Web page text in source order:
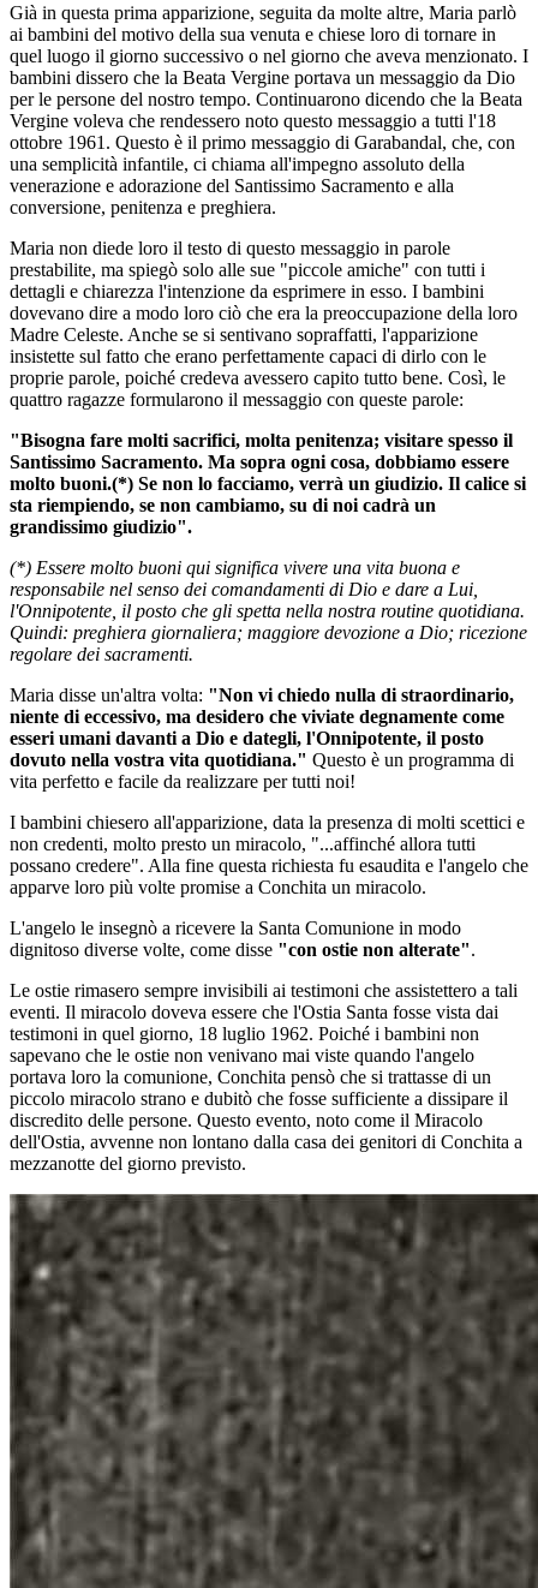
Già in questa prima apparizione, seguita da molte altre, Maria parlò
ai bambini del motivo della sua venuta e chiese loro di tornare in
quel luogo il giorno successivo o nel giorno che aveva menzionato. I
bambini dissero che la Beata Vergine portava un messaggio da Dio
per le persone del nostro tempo. Continuarono dicendo che la Beata
Vergine voleva che rendessero noto questo messaggio a tutti l'18
ottobre 1961. Questo è il primo messaggio di Garabandal, che, con
una semplicità infantile, ci chiama all'impegno assoluto della
venerazione e adorazione del Santissimo Sacramento e alla
conversione, penitenza e preghiera.
Maria non diede loro il testo di questo messaggio in parole
prestabilite, ma spiegò solo alle sue "piccole amiche" con tutti i
dettagli e chiarezza l'intenzione da esprimere in esso. I bambini
dovevano dire a modo loro ciò che era la preoccupazione della loro
Madre Celeste. Anche se si sentivano sopraffatti, l'apparizione
insistette sul fatto che erano perfettamente capaci di dirlo con le
proprie parole, poiché credeva avessero capito tutto bene. Così, le
quattro ragazze formularono il messaggio con queste parole:
"Bisogna fare molti sacrifici, molta penitenza; visitare spesso il
Santissimo Sacramento. Ma sopra ogni cosa, dobbiamo essere
molto buoni.(*) Se non lo facciamo, verrà un giudizio. Il calice si
sta riempiendo, se non cambiamo, su di noi cadrà un
grandissimo giudizio".
(*) Essere molto buoni qui significa vivere una vita buona e
responsabile nel senso dei comandamenti di Dio e dare a Lui,
l'Onnipotente, il posto che gli spetta nella nostra routine quotidiana.
Quindi: preghiera giornaliera; maggiore devozione a Dio; ricezione
regolare dei sacramenti.
Maria disse un'altra volta: "Non vi chiedo nulla di straordinario,
niente di eccessivo, ma desidero che viviate degnamente come
esseri umani davanti a Dio e dategli, l'Onnipotente, il posto
dovuto nella vostra vita quotidiana." Questo è un programma di
vita perfetto e facile da realizzare per tutti noi!
I bambini chiesero all'apparizione, data la presenza di molti scettici e
non credenti, molto presto un miracolo, "...affinché allora tutti
possano credere". Alla fine questa richiesta fu esaudita e l'angelo che
apparve loro più volte promise a Conchita un miracolo.
L'angelo le insegnò a ricevere la Santa Comunione in modo
dignitoso diverse volte, come disse "con ostie non alterate".
Le ostie rimasero sempre invisibili ai testimoni che assistettero a tali
eventi. Il miracolo doveva essere che l'Ostia Santa fosse vista dai
testimoni in quel giorno, 18 luglio 1962. Poiché i bambini non
sapevano che le ostie non venivano mai viste quando l'angelo
portava loro la comunione, Conchita pensò che si trattasse di un
piccolo miracolo strano e dubitò che fosse sufficiente a dissipare il
discredito delle persone. Questo evento, noto come il Miracolo
dell'Ostia, avvenne non lontano dalla casa dei genitori di Conchita a
mezzanotte del giorno previsto.